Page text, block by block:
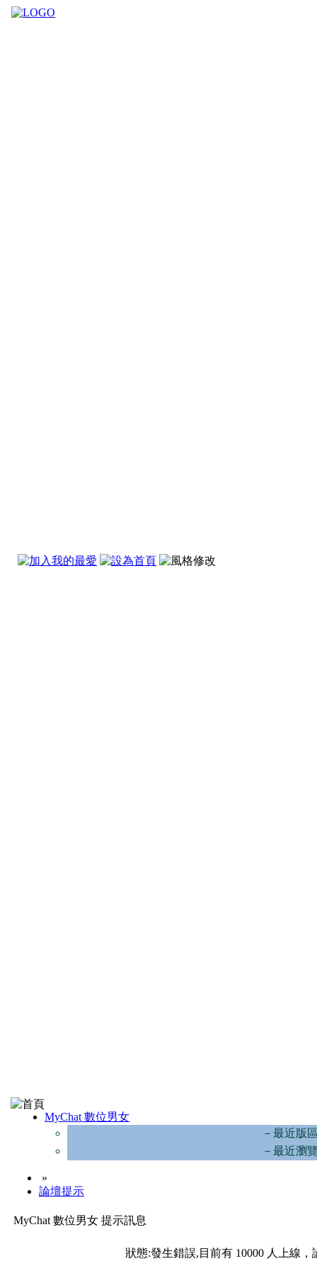
MyChat 數位男女
－最近版
－最近瀏
»
論壇提示
MyChat 數位男女 提示訊息
狀態:發生錯誤,目前有 10000 人上線